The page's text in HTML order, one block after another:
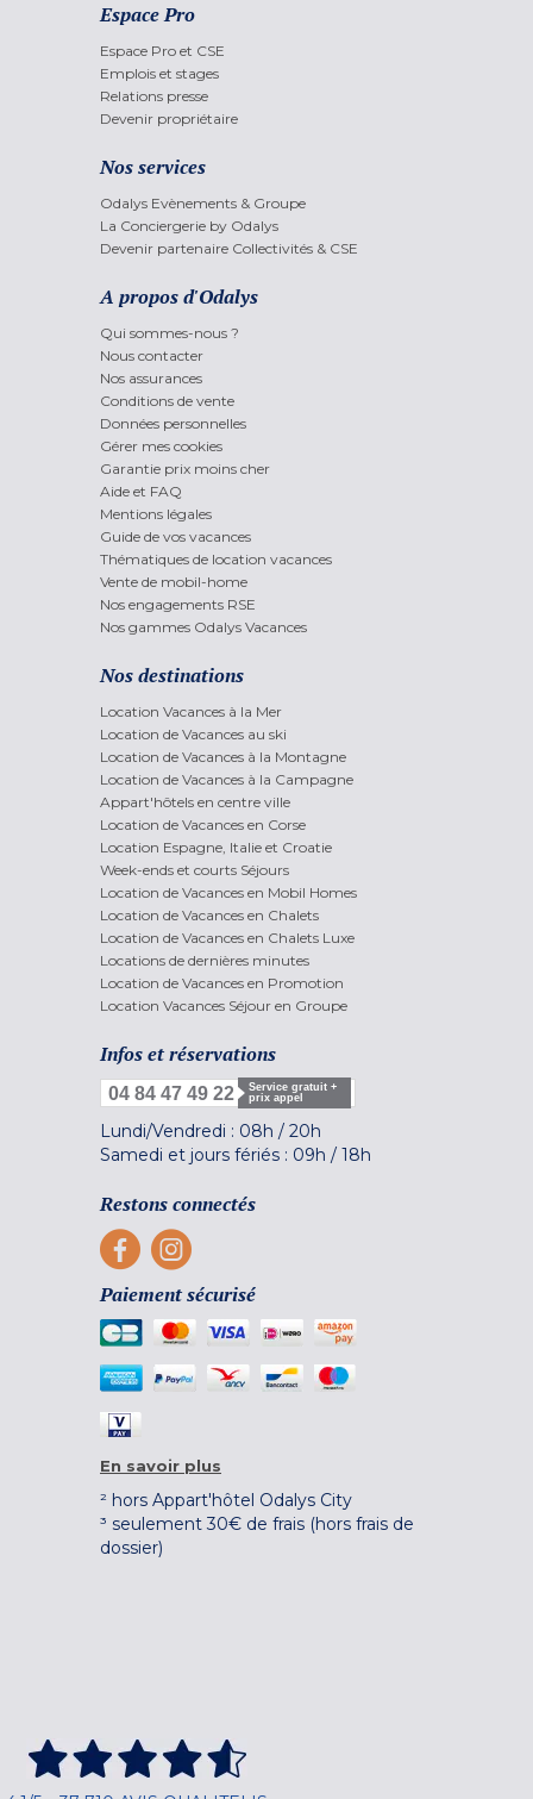
Espace Pro
Espace Pro et CSE
Emplois et stages
Relations presse
Devenir propriétaire
Nos services
Odalys Evènements & Groupe
La Conciergerie by Odalys
Devenir partenaire Collectivités & CSE
A propos d'Odalys
Qui sommes-nous ?
Nous contacter
Nos assurances
Conditions de vente
Données personnelles
Gérer mes cookies
Garantie prix moins cher
Aide et FAQ
Mentions légales
Guide de vos vacances
Thématiques de location vacances
Vente de mobil-home
Nos engagements RSE
Nos gammes Odalys Vacances
Nos destinations
Location Vacances à la Mer
Location de Vacances au ski
Location de Vacances à la Montagne
Location de Vacances à la Campagne
Appart'hôtels en centre ville
Location de Vacances en Corse
Location Espagne, Italie et Croatie
Week-ends et courts Séjours
Location de Vacances en Mobil Homes
Location de Vacances en Chalets
Location de Vacances en Chalets Luxe
Locations de dernières minutes
Location de Vacances en Promotion
Location Vacances Séjour en Groupe
Infos et réservations
04 84 47 49 22
Service gratuit +
prix appel
Lundi/Vendredi : 08h / 20h
Samedi et jours fériés : 09h / 18h
Restons connectés
Paiement sécurisé
En savoir plus
² hors Appart'hôtel Odalys City
³ seulement 30€ de frais (hors frais de
dossier)